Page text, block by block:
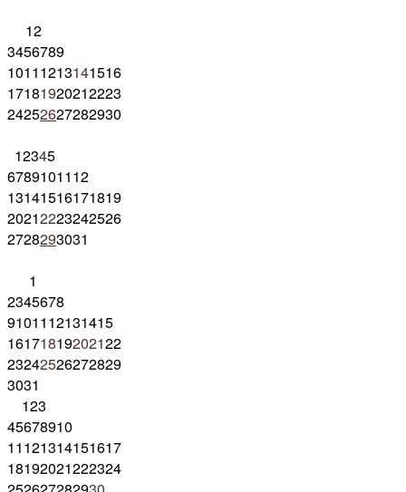
12
3456789
10111213141516
17181920212223
24252627282930
12345
6789101112
13141516171819
20212223242526
2728293031
1
2345678
9101112131415
16171819202122
23242526272829
3031
123
45678910
11121314151617
18192021222324